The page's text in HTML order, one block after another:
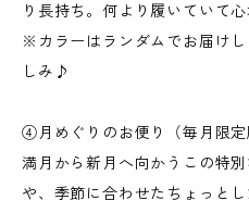
り長持ち。何より履いていて心
※カラーはランダムでお届け
しみ♪
④月めぐりのお便り（毎月限定
満月から新月へ向かうこの特
や、季節に合わせたちょっと